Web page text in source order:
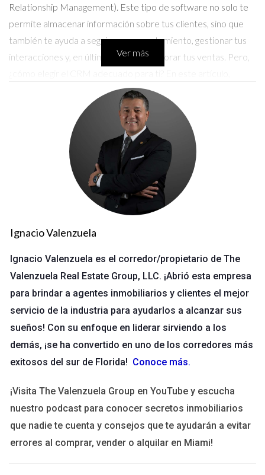
Relationship Management). Este tipo de software no solo te
permite almacenar información sobre tus clientes, sino que
también te ayuda a seguir su comportamiento, gestionar tus
interacciones y, en última instancia, mejorar tus ventas. Pero,
desglosaremos las claves para hacer una elección informada y
te mostraremos cómo otros agentes han transformado sus
negocios utilizando estas herramientas.
Importancia de un CRM en el sector
inmobiliario
Un CRM eficaz puede ser la diferencia entre un agente
promedio y uno excepcional. Imagina tener acceso
desde sus preferencias hasta su historial de compras. Esto no
solo te ahorra tiempo, sino que también te permite
personalizar tu enfoque y construir relaciones más sólidas.
Además, un buen CRM facilita la automatización de tareas
repetitivas. Esto significa que puedes dedicar más tiempo a
interactuar con tus clientes y menos tiempo a tareas
administrativas. Como dice el famoso dicho:
Por lo tanto, al optimizar tu tiempo con un CRM adecuado,
estás invirtiendo directamente en tu éxito.
Casos Prácticos
Ver más
Ignacio Valenzuela
Ignacio Valenzuela es el corredor/propietario de The
Valenzuela Real Estate Group, LLC. ¡Abrió esta empresa
para brindar a agentes inmobiliarios y clientes el mejor
servicio de la industria para ayudarlos a alcanzar sus
sueños! Con su enfoque en liderar sirviendo a los
demás, ¡se ha convertido en uno de los corredores más
exitosos del sur de Florida! Conoce más.
¡Visita The Valenzuela Group en YouTube y escucha
nuestro podcast para conocer secretos inmobiliarios
que nadie te cuenta y consejos que te ayudarán a evitar
errores al comprar, vender o alquilar en Miami!